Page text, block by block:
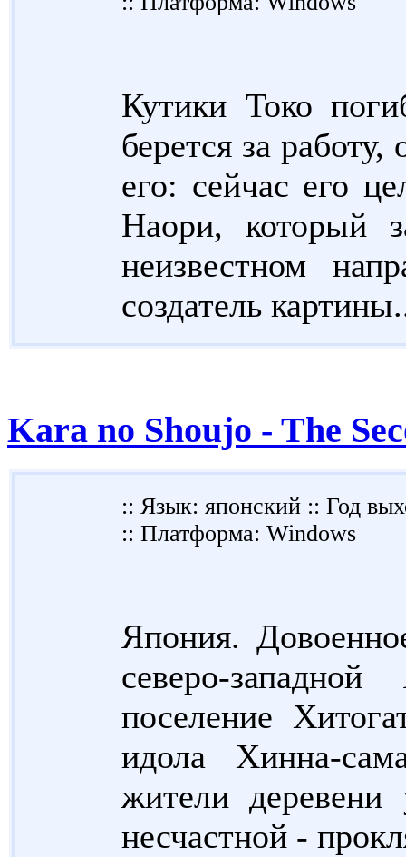
Кутики Токо
берется за
его: сейчас его
Наори, который
неизвестном
создатель
Kara no Shoujo - The
:: Язык: японский :: Год
:: Платформа: Windows
Япония.
северо-
поселение
идола Хинна-
жители
несчастной -